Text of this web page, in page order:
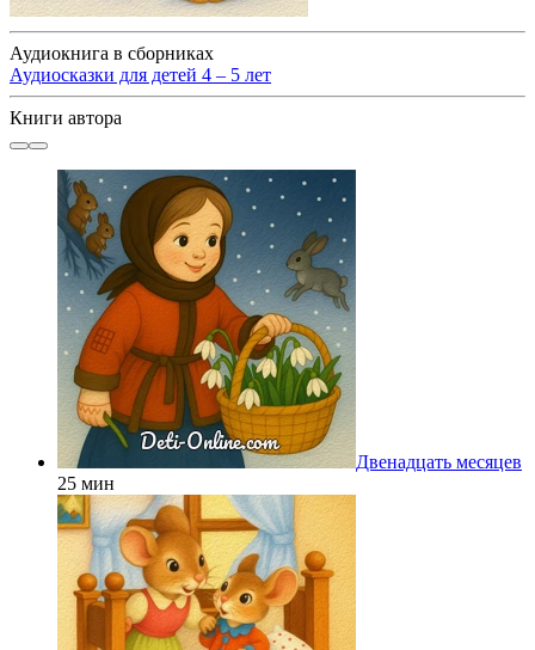
Аудиокнига в сборниках
Аудиосказки для детей 4 – 5 лет
Книги автора
Двенадцать месяцев
25 мин